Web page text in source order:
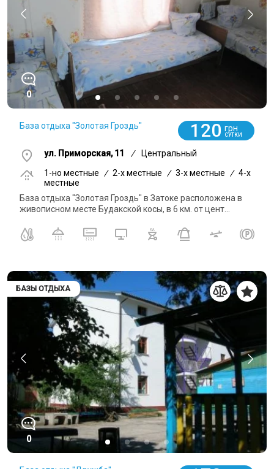
0
База отдыха "Золотая Гроздь" 120 грн
СУТКИ
ул. Приморская, 11 /
Центральный
1-но местные
/ 2-x местные / 3-x местные / 4-x
местные
База отдыха "Золотая Гроздь" в Затоке расположена в
живописном месте Будакской косы, в 6 км. от цент...
БАЗЫ ОТДЫХА
0